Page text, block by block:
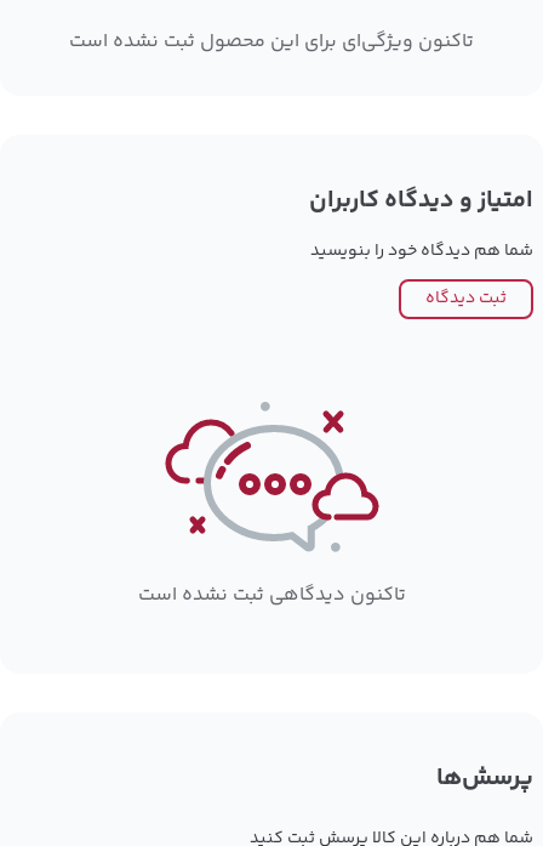
تاکنون ویژگی‌ای برای این محصول ثبت نشده است
امتیاز و دیدگاه کاربران
شما هم دیدگاه خود را بنویسید
ثبت دیدگاه
تاکنون دیدگاهی ثبت نشده است
پرسش‌ها
شما هم درباره این کالا پرسش ثبت کنید